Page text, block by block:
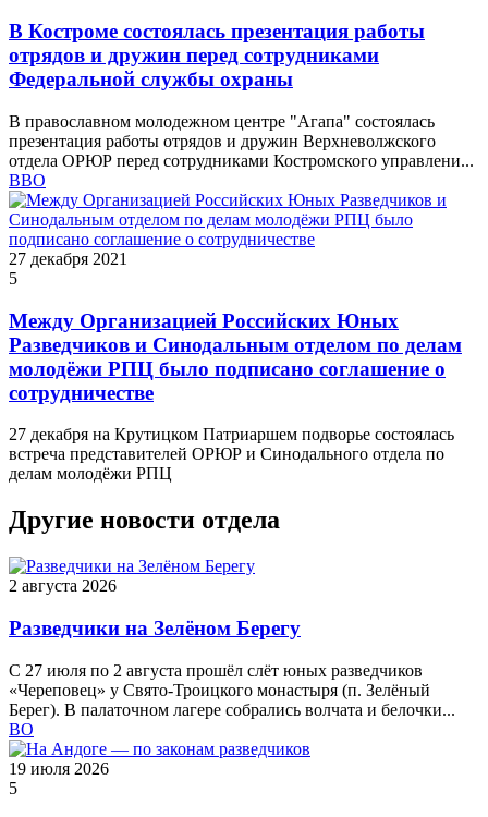
В Костроме состоялась презентация работы
отрядов и дружин перед сотрудниками
Федеральной службы охраны
В православном молодежном центре "Агапа" состоялась
презентация работы отрядов и дружин Верхневолжского
отдела ОРЮР перед сотрудниками Костромского управлени...
ВВО
27 декабря 2021
5
Между Организацией Российских Юных
Разведчиков и Синодальным отделом по делам
молодёжи РПЦ было подписано соглашение о
сотрудничестве
27 декабря на Крутицком Патриаршем подворье состоялась
встреча представителей ОРЮР и Синодального отдела по
делам молодёжи РПЦ
Другие новости отдела
2 августа 2026
Разведчики на Зелёном Берегу
С 27 июля по 2 августа прошёл слёт юных разведчиков
«Череповец» у Свято-Троицкого монастыря (п. Зелёный
Берег). В палаточном лагере собрались волчата и белочки...
ВО
19 июля 2026
5